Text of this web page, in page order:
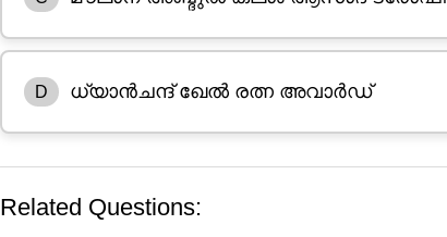
D ധ്യാൻചന്ദ് ഖേൽ രത്ന അവാർഡ്
Related Questions: